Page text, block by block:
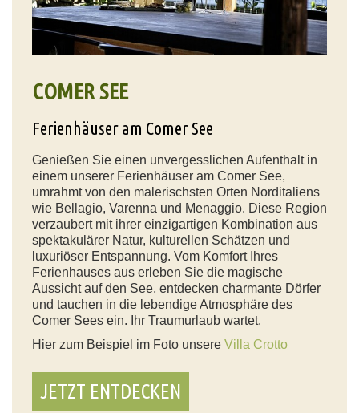
COMER SEE
Ferienhäuser am Comer See
Genießen Sie einen unvergesslichen Aufenthalt in
einem unserer Ferienhäuser am Comer See,
umrahmt von den malerischsten Orten Norditaliens
wie Bellagio, Varenna und Menaggio. Diese Region
verzaubert mit ihrer einzigartigen Kombination aus
spektakulärer Natur, kulturellen Schätzen und
luxuriöser Entspannung. Vom Komfort Ihres
Ferienhauses aus erleben Sie die magische
Aussicht auf den See, entdecken charmante Dörfer
und tauchen in die lebendige Atmosphäre des
Comer Sees ein. Ihr Traumurlaub wartet.
Hier zum Beispiel im Foto unsere Villa Crotto
JETZT ENTDECKEN